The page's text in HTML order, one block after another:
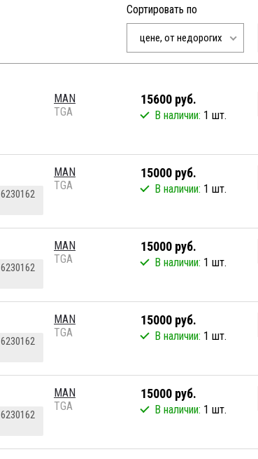
Сортировать по
цене, от недорогих
MAN
TGA
15600 руб.
В наличии: 1 шт.
MAN
TGA
15000 руб.
В наличии: 1 шт.
MAN
TGA
15000 руб.
В наличии: 1 шт.
MAN
TGA
15000 руб.
В наличии: 1 шт.
MAN
TGA
15000 руб.
В наличии: 1 шт.